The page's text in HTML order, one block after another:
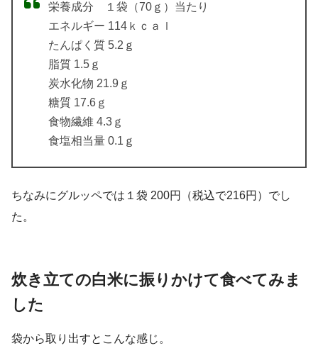
栄養成分 １袋（70ｇ）当たり
エネルギー 114ｋｃａｌ
たんぱく質 5.2ｇ
脂質 1.5ｇ
炭水化物 21.9ｇ
糖質 17.6ｇ
食物繊維 4.3ｇ
食塩相当量 0.1ｇ
ちなみにグルッペでは１袋 200円（税込で216円）でし
た。
炊き立ての白米に振りかけて食べてみま
した
袋から取り出すとこんな感じ。